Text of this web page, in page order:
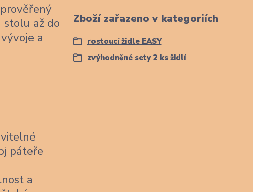
až do
a
páteře
a
Zboží zařazeno v kategoriích
rostoucí židle EASY
zvýhodněné sety 2 ks židlí